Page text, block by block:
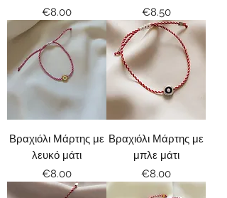
Price
€8.00
Price
€8.50
Βραχιόλι Μάρτης με
λευκό μάτι
Price
€8.00
Βραχιόλι Μάρτης με
μπλε μάτι
Price
€8.00